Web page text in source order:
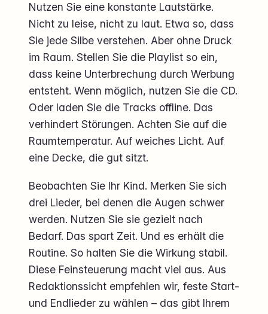
Nutzen Sie eine konstante Lautstärke.
Nicht zu leise, nicht zu laut. Etwa so, dass
Sie jede Silbe verstehen. Aber ohne Druck
im Raum. Stellen Sie die Playlist so ein,
dass keine Unterbrechung durch Werbung
entsteht. Wenn möglich, nutzen Sie die CD.
Oder laden Sie die Tracks offline. Das
verhindert Störungen. Achten Sie auf die
Raumtemperatur. Auf weiches Licht. Auf
eine Decke, die gut sitzt.
Beobachten Sie Ihr Kind. Merken Sie sich
drei Lieder, bei denen die Augen schwer
werden. Nutzen Sie sie gezielt nach
Bedarf. Das spart Zeit. Und es erhält die
Routine. So halten Sie die Wirkung stabil.
Diese Feinsteuerung macht viel aus. Aus
Redaktionssicht empfehlen wir, feste Start-
und Endlieder zu wählen – das gibt Ihrem